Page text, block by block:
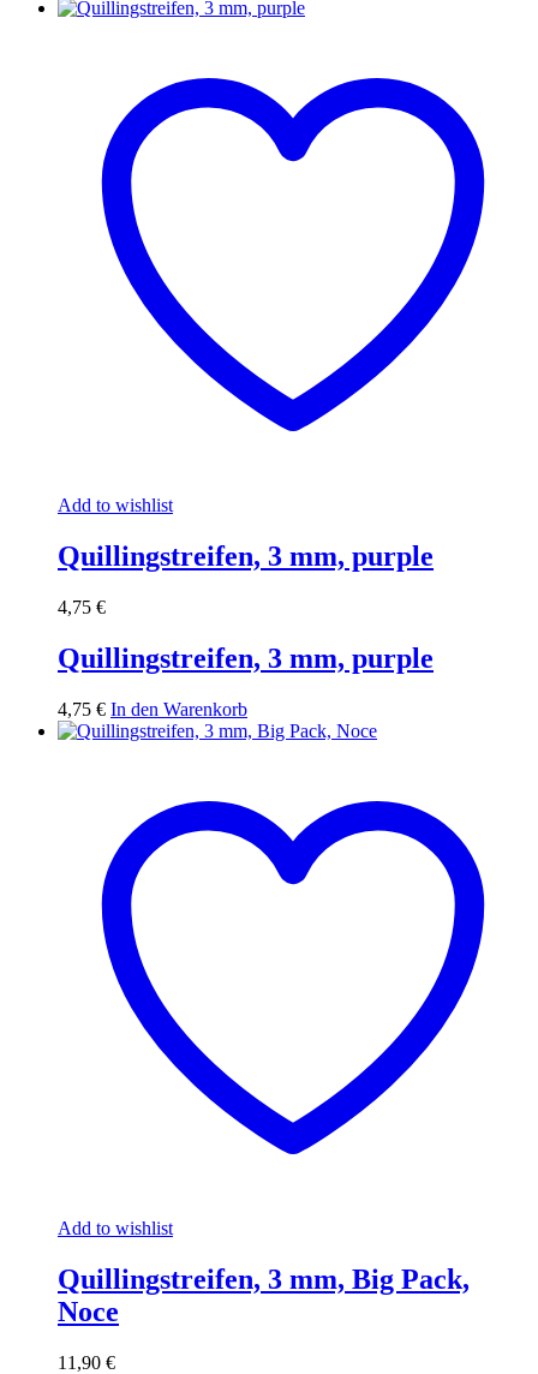
Add to wishlist
Quillingstreifen, 3 mm, purple
4,75 €
Quillingstreifen, 3 mm, purple
4,75 € In den Warenkorb
Add to wishlist
Quillingstreifen, 3 mm, Big Pack,
Noce
11,90 €